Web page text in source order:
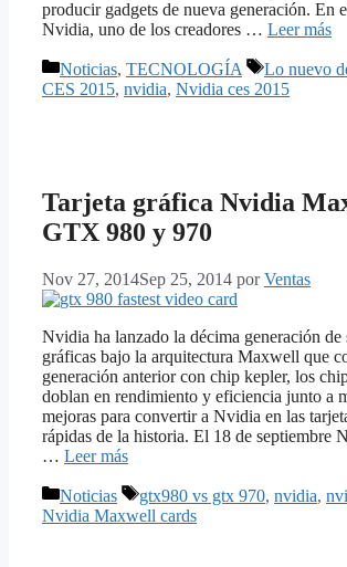
producir gadgets de nueva generación. En
Nvidia, uno de los creadores … Leer más
Categorías
Noticias, TECNOLOGÍA Etiquetas
Lo nuevo
CES 2015, nvidia, Nvidia ces 2015
Tarjeta gráfica Nvidia
GTX 980 y 970
Nov 27, 2014Sep 25, 2014 porVentas
Nvidia ha lanzado la décima generación de
gráficas bajo la arquitectura Maxwell que
generación anterior con chip kepler, los
doblan en rendimiento y eficiencia junto a
mejoras para convertir a Nvidia en las
rápidas de la historia. El 18 de septiembre
… Leer más
Categorías
Noticias Etiquetas
gtx980 vs gtx 970, nvidia,
Nvidia Maxwell cards